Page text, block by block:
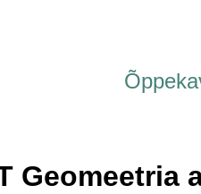
Geomeetria